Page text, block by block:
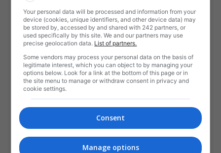
Your personal data will be processed and information from your
device (cookies, unique identifiers, and other device data) may
be stored by, accessed by and shared with 242 partners, or
used specifically by this site. We and our partners may use
precise geolocation data. List of partners.
Some vendors may process your personal data on the basis of
legitimate interest, which you can object to by managing your
options below. Look for a link at the bottom of this page or in
the site menu to manage or withdraw consent in privacy and
cookie settings.
Consent
Manage options